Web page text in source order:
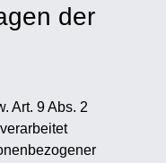
der
Art. 9 Abs. 2